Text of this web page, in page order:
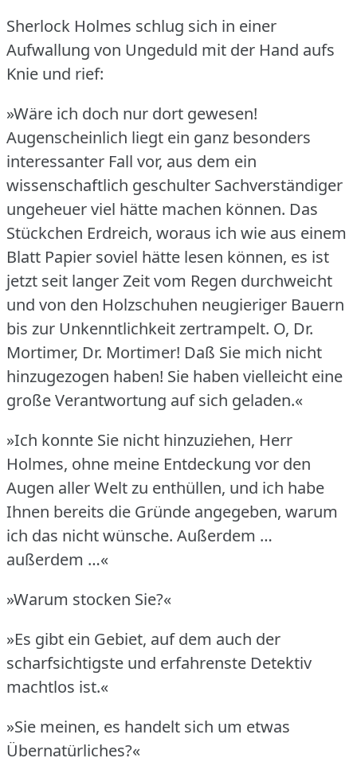
Sherlock Holmes schlug sich in einer
Aufwallung von Ungeduld mit der Hand aufs
Knie und rief:
»Wäre ich doch nur dort gewesen!
Augenscheinlich liegt ein ganz besonders
interessanter Fall vor, aus dem ein
wissenschaftlich geschulter Sachverständiger
ungeheuer viel hätte machen können. Das
Stückchen Erdreich, woraus ich wie aus einem
Blatt Papier soviel hätte lesen können, es ist
jetzt seit langer Zeit vom Regen durchweicht
und von den Holzschuhen neugieriger Bauern
bis zur Unkenntlichkeit zertrampelt. O, Dr.
Mortimer, Dr. Mortimer! Daß Sie mich nicht
hinzugezogen haben! Sie haben vielleicht eine
große Verantwortung auf sich geladen.«
»Ich konnte Sie nicht hinzuziehen, Herr
Holmes, ohne meine Entdeckung vor den
Augen aller Welt zu enthüllen, und ich habe
Ihnen bereits die Gründe angegeben, warum
ich das nicht wünsche. Außerdem …
außerdem …«
»Warum stocken Sie?«
»Es gibt ein Gebiet, auf dem auch der
scharfsichtigste und erfahrenste Detektiv
machtlos ist.«
»Sie meinen, es handelt sich um etwas
Übernatürliches?«